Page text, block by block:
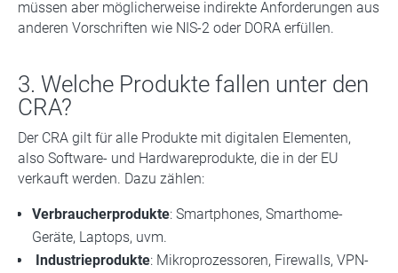
müssen aber möglicherweise indirekte Anforderungen aus
anderen Vorschriften wie NIS-2 oder DORA erfüllen.
3. Welche Produkte fallen unter den
CRA?
Der CRA gilt für alle Produkte mit digitalen Elementen,
also Software- und Hardwareprodukte, die in der EU
verkauft werden. Dazu zählen:
Verbraucherprodukte: Smartphones, Smarthome-
Geräte, Laptops, uvm.
Industrieprodukte: Mikroprozessoren, Firewalls, VPN-